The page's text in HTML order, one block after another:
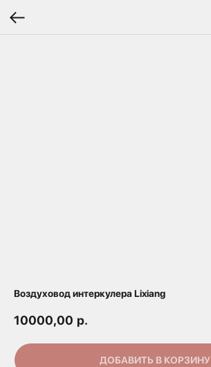
Воздуховод интеркулера Lixiang
10000,00 р.
ДОБАВИТЬ В КОРЗИНУ